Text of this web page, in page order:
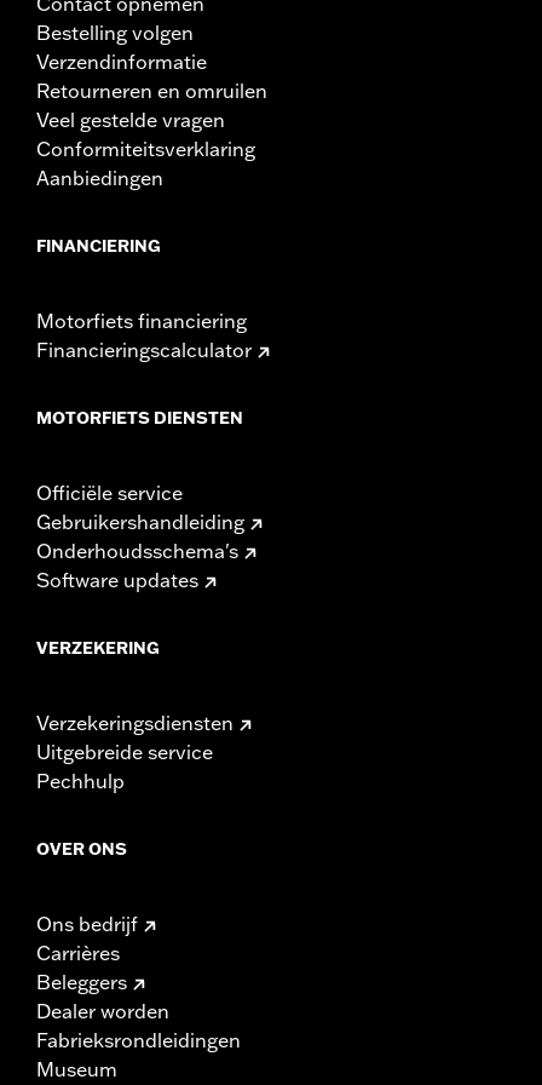
Bestelling volgen
Verzendinformatie
Retourneren en omruilen
Veel gestelde vragen
Conformiteitsverklaring
Aanbiedingen
FINANCIERING
Motorfiets financiering
Financieringscalculator
MOTORFIETS DIENSTEN
Officiële service
Gebruikershandleiding
Onderhoudsschema's
Software updates
VERZEKERING
Verzekeringsdiensten
Uitgebreide service
Pechhulp
OVER ONS
Ons bedrijf
Carrières
Beleggers
Dealer worden
Fabrieksrondleidingen
Museum